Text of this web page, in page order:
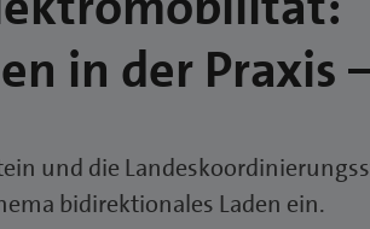
in der Praxis
und die
bidirektionales Laden ein.